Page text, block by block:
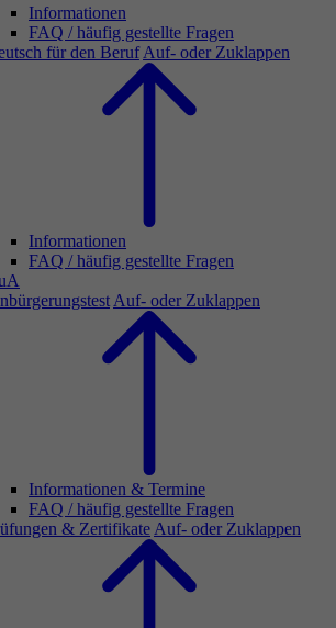
Informationen
FAQ / häufig gestellte Fragen
für den Beruf Auf- oder Zuklappen
Informationen
FAQ / häufig gestellte Fragen
Auf- oder Zuklappen
Informationen & Termine
FAQ / häufig gestellte Fragen
& Zertifikate Auf- oder Zuklappen